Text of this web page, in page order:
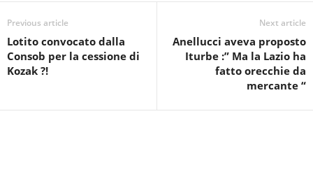
Previous article
Lotito convocato dalla
Consob per la cessione di
Kozak ?!
Next article
Anellucci aveva proposto
Iturbe :” Ma la Lazio ha
fatto orecchie da
mercante “